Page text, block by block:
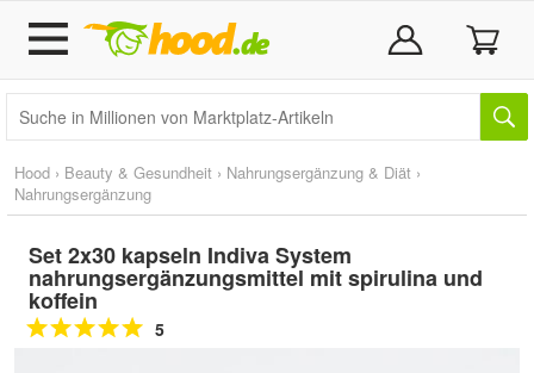
Hood › Beauty & Gesundheit › Nahrungsergänzung & Diät ›
Nahrungsergänzung
Set 2x30 kapseln Indiva System
nahrungsergänzungsmittel mit spirulina und
koffein
5